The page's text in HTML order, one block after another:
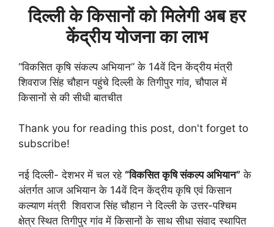
दिल्ली के किसानों को मिलेगी अब हर
केंद्रीय योजना का लाभ
“विकसित कृषि संकल्प अभियान” के 14वें दिन केंद्रीय मंत्री
शिवराज सिंह चौहान पहुंचे दिल्ली के तिगीपुर गांव, चौपाल में
किसानों से की सीधी बातचीत
Thank you for reading this post, don't forget to
subscribe!
नई दिल्ली- देशभर में चल रहे “विकसित कृषि संकल्प अभियान” के
अंतर्गत आज अभियान के 14वें दिन केंद्रीय कृषि एवं किसान
कल्याण मंत्री शिवराज सिंह चौहान ने दिल्ली के उत्तर-पश्चिम
क्षेत्र स्थित तिगीपुर गांव में किसानों के साथ सीधा संवाद स्थापित